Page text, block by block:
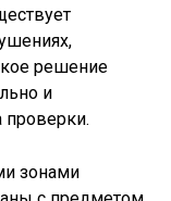
решение
и
проверки.
зонами